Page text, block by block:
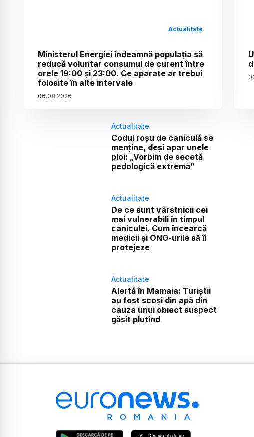
Actualitate
Ministerul Energiei îndeamnă populația să
reducă voluntar consumul de curent între
orele 19:00 și 23:00. Ce aparate ar trebui
folosite în alte intervale
06.08.2026
Actualitate
Codul roșu de caniculă se
menține, deși apar unele
ploi: „Vorbim de secetă
pedologică extremă”
Actualitate
De ce sunt vârstnicii cei
mai vulnerabili în timpul
caniculei. Cum încearcă
medicii și ONG-urile să îi
protejeze
Actualitate
Alertă în Mamaia: Turiștii
au fost scoși din apă din
cauza unui obiect suspect
găsit plutind